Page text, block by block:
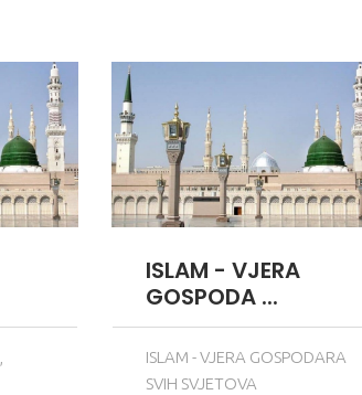
ISLAM - VJERA
GOSPODA ...
ISLAM - VJERA GOSPODARA
SVIH SVJETOVA